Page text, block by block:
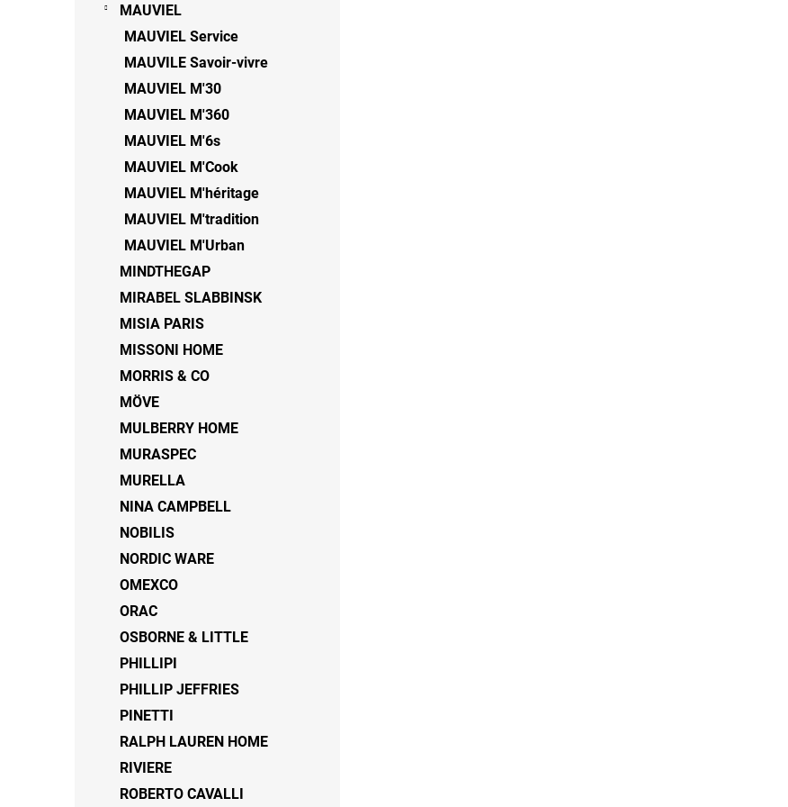
MAUVIEL
MAUVIEL Service
MAUVILE Savoir-vivre
MAUVIEL M'30
MAUVIEL M'360
MAUVIEL M'6s
MAUVIEL M'Cook
MAUVIEL M'héritage
MAUVIEL M'tradition
MAUVIEL M'Urban
MINDTHEGAP
MIRABEL SLABBINSK
MISIA PARIS
MISSONI HOME
MORRIS & CO
MÖVE
MULBERRY HOME
MURASPEC
MURELLA
NINA CAMPBELL
NOBILIS
NORDIC WARE
OMEXCO
ORAC
OSBORNE & LITTLE
PHILLIPI
PHILLIP JEFFRIES
PINETTI
RALPH LAUREN HOME
RIVIERE
ROBERTO CAVALLI